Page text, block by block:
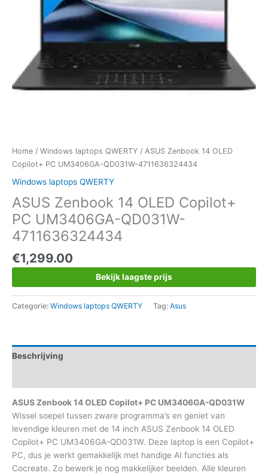
Home / Windows laptops QWERTY / ASUS Zenbook 14 OLED
Copilot+ PC UM3406GA-QD031W-4711636324434
Windows laptops QWERTY
ASUS Zenbook 14 OLED Copilot+
PC UM3406GA-QD031W-
4711636324434
€1,299.00
Bekijk laagste prijs
Categorie: Windows laptops QWERTY Tag: Asus
Beschrijving
ASUS Zenbook 14 OLED Copilot+ PC UM3406GA-QD031W
Wissel soepel tussen zware programma’s en geniet van
levendige kleuren met de 14 inch ASUS Zenbook 14 OLED
Copilot+ PC UM3406GA-QD031W. Deze laptop is een Copilot+
PC, dus je werkt gemakkelijk met handige AI functies als
Cocreate. Zo bewerk je nog makkelijker beelden. Alle kleuren